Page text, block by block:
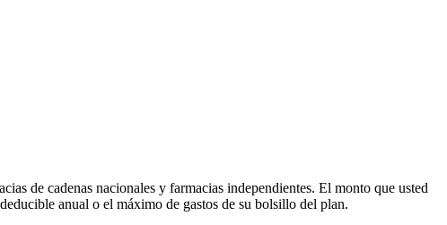
de cadenas nacionales y farmacias independientes. El monto que usted
anual o el máximo de gastos de su bolsillo del plan.